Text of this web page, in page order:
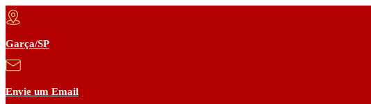
Garça/SP
Envie um Email